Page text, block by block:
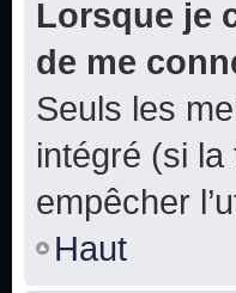
Lorsque je
de me
Seuls les
intégré (si la
empêcher
Haut